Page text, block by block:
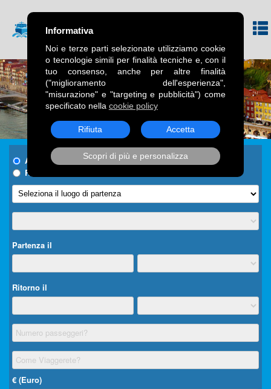
Informativa
Noi e terze parti selezionate utilizziamo cookie
o tecnologie simili per finalità tecniche e, con il
tuo consenso, anche per altre finalità
("miglioramento dell'esperienza",
"misurazione" e "targeting e pubblicità") come
specificato nella cookie policy
Rifiuta Accetta
Scopri di più e personalizza